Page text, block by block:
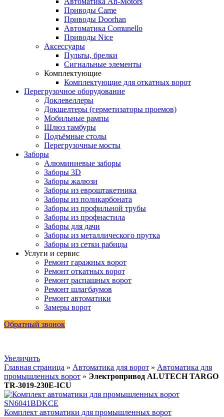
Приводы Came
Приводы Doorhan
Автоматика Comunello
Приводы Nice
Аксессуары
Пульты, брелки
Сигнальные элементы
Комплектующие
Комплектующие для откатных ворот
Перегрузочное оборудование
Доклевеллеры
Докшелтеры (герметизаторы проемов)
Мобильные рампы
Шлюз тамбуры
Подъёмные столы
Перегрузочные мосты
Заборы
Алюминиевые заборы
Заборы 3D
Заборы жалюзи
Заборы из евроштакетника
Заборы из поликарбоната
Заборы из профильной трубы
Заборы из профнастила
Заборы для дачи
Заборы из металлического прутка
Заборы из сетки рабицы
Услуги и сервис
Ремонт гаражных ворот
Ремонт откатных ворот
Ремонт распашных ворот
Ремонт шлагбаумов
Ремонт автоматики
Замеры ворот
Обратный звонок
Увеличить
Главная страница » Автоматика для ворот » Автоматика для
промышленных ворот » Электропривод ALUTECH TARGO
TR-3019-230E-ICU
Комплект автоматики для промышленных ворот